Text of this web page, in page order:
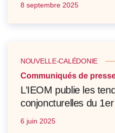
8 septembre 2025
NOUVELLE-CALÉDONIE
Communiqués de
L’IEOM publie les
conjoncturelles du
6 juin 2025